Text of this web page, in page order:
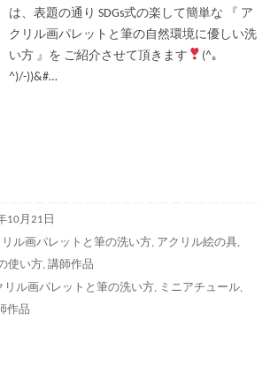
は、表題の通り SDGs式の楽して簡単な 『 ア
クリル画パレットと筆の自然環境に優しい洗
い方 』を ご紹介させて頂きます
(^｡
^)/-))&#…
10月21日
リル画パレットと筆の洗い方, アクリル絵の具,
使い方, 講師作品
リル画パレットと筆の洗い方, ミニアチュール,
作品